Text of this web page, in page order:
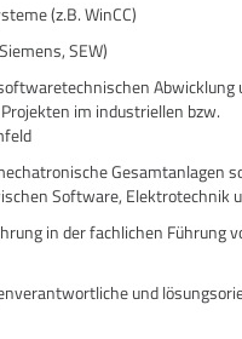
(z.B. WinCC)
SEW)
Abwicklung
im industriellen bzw.
Gesamtanlagen
Software, Elektrotechnik
in der fachlichen Führung
und